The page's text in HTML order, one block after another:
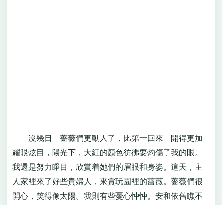
沒幾日，薔薇們更動人了，比第一回來，開得更加
耀眼炫目，陽光下，大紅的顏色彷彿要灼傷了我的眼。
我還是努力睜目，欣賞着她們的眉眼和身姿。這天，主
人家裡來了好些貴婦人，來賞玩園裡的薔薇。薔薇們很
開心，笑得像太陽。我則有些憂心忡忡。安和依舊瞧不